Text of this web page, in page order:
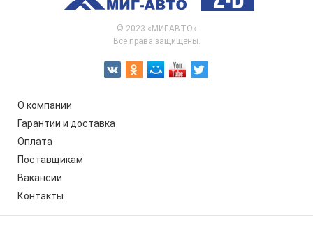
© 2023 «МИГ-АВТО»
Все права защищены.
О компании
Гарантии и доставка
Оплата
Поставщикам
Вакансии
Контакты